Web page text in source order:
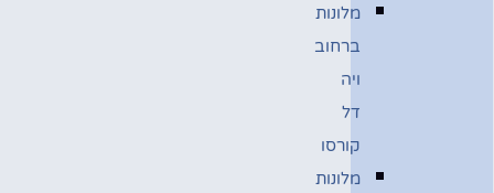
מלונות
ברחוב
ויה
דל
קורסו
מלונות